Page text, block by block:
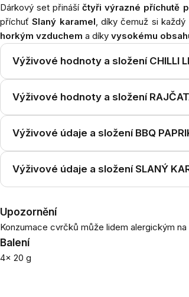
Dárkový set přinášíčtyři výrazné příchutě
příchuť Slaný karamel, díky čemuž si
horkým vzduchem a díky vysokému
Výživové hodnoty a složení CHILLI
Výživové hodnoty a složení
Výživové údaje a složení BBQ
Výživové údaje a složení SLANÝ
Upozornění
Konzumace cvrčků může lidem alergickým na
Balení
4x 20 g